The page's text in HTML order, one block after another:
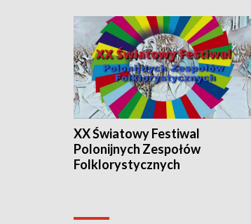
XX Światowy Festiwal
Polonijnych Zespołów
Folklorystycznych